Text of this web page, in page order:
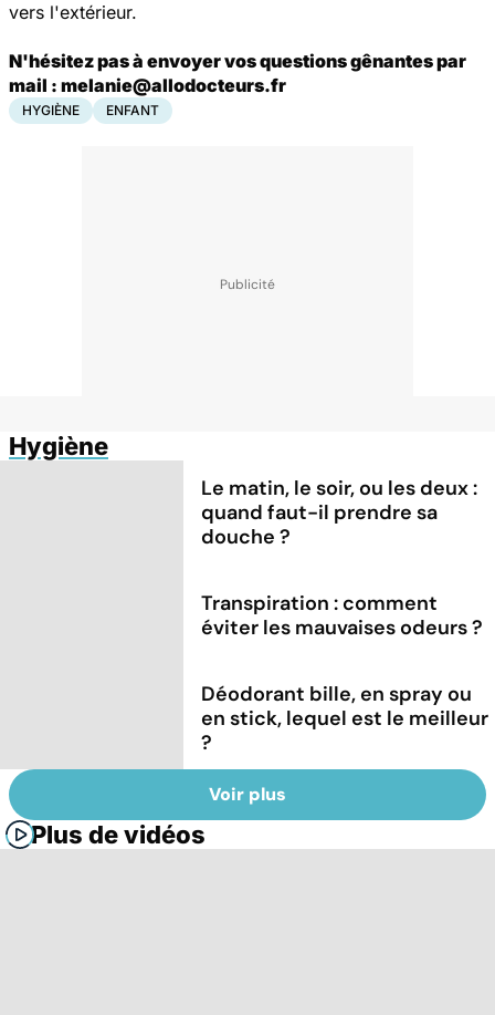
vers l'extérieur.
N'hésitez pas à envoyer vos questions gênantes par
mail : melanie@allodocteurs.fr
HYGIÈNE ENFANT
Hygiène
Le matin, le soir, ou les deux :
quand faut-il prendre sa
douche ?
Transpiration : comment
éviter les mauvaises odeurs ?
Déodorant bille, en spray ou
en stick, lequel est le meilleur
?
Voir plus
Plus de vidéos